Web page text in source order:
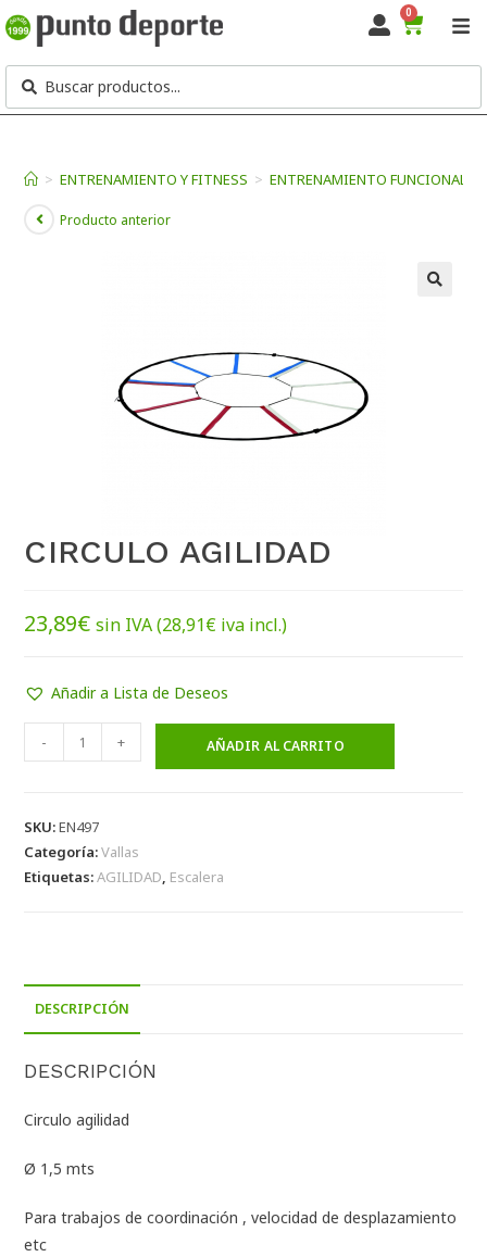
0
> ENTRENAMIENTO Y FITNESS > ENTRENAMIENTO FUNCIONAL
Producto anterior
CIRCULO AGILIDAD
23,89€ sin IVA (28,91€ iva incl.)
Añadir a Lista de Deseos
- + AÑADIR AL CARRITO
SKU:EN497
Categoría:Vallas
Etiquetas:AGILIDAD, Escalera
DESCRIPCIÓN
DESCRIPCIÓN
Circulo agilidad
Ø 1,5 mts
Para trabajos de coordinación , velocidad de desplazamiento
etc